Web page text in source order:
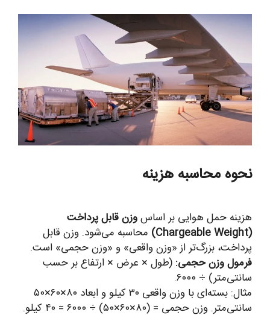
نحوه محاسبه هزینه
هزینه حمل هوایی بر اساسوزن قابل پرداخت
(Chargeable Weight)
محاسبه می‌شود. وزن قابل
پرداخت، بزرگ‌تر از «وزن واقعی» و «وزن حجمی» است.
فرمول وزن حجمی: (طول × عرض × ارتفاع بر حسب
سانتی‌متر) ÷ ۶۰۰۰.
مثال: بسته‌ای با وزن واقعی ۳۰ کیلو و ابعاد ۸۰×۶۰×۵۰
سانتی‌متر. وزن حجمی = (۸۰×۶۰×۵۰) ÷ ۶۰۰۰ = ۴۰ کیلو.